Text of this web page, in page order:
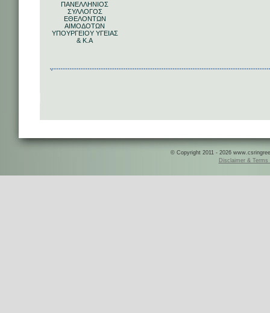
ΠΑΝΕΛΛΗΝΙΟΣ
ΣΥΛΛΟΓΟΣ
ΕΘΕΛΟΝΤΩΝ
ΑΙΜΟΔΟΤΩΝ
ΥΠΟΥΡΓΕΙΟΥ ΥΓΕΙΑΣ
& Κ.Α
© Copyright 2011 - 2026
Disclaimer & Terms